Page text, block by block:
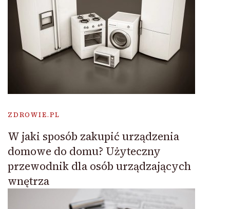
ZDROWIE.PL
W jaki sposób zakupić urządzenia
domowe do domu? Użyteczny
przewodnik dla osób urządzających
wnętrza